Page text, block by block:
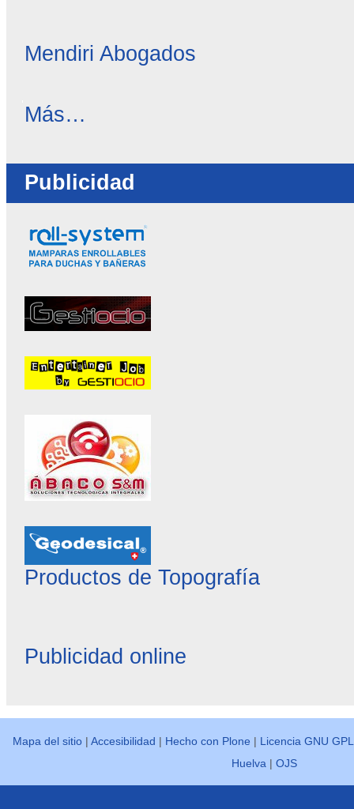
Mendiri Abogados
OC
Más…
Publicidad
Productos de Topografía
Publicidad online
Mapa del sitio |Accesibilidad | Hecho con Plone | Licencia GNU GPL
Huelva |OJS